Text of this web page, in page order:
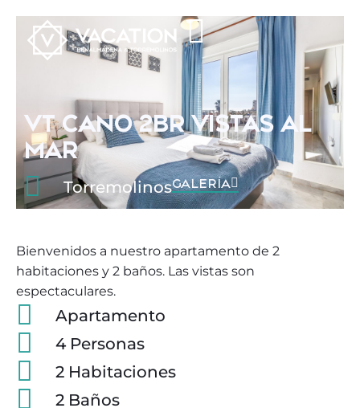
VT CANO 2BR VISTAS AL
MAR
TorremolinosGALERÍA
Bienvenidos a nuestro apartamento de 2
habitaciones y 2 baños. Las vistas son
espectaculares.
Apartamento
4 Personas
2 Habitaciones
2 Baños